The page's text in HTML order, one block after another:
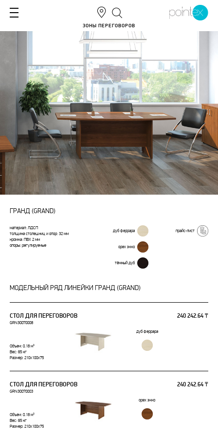
ЗОНЫ ПЕРЕГОВОРОВ
ГРАНД (GRAND)
материал: ЛДСП
толщина столешниц и опор: 32 мм
кромка: ПВХ 2 мм
опоры: регулируемые
дуб феррара
орех экко
тёмный дуб
прайс-лист
МОДЕЛЬНЫЙ РЯД ЛИНЕЙКИ ГРАНД (GRAND)
СТОЛ ДЛЯ ПЕРЕГОВОРОВ 240 242.64 ₸
GRN30070008
дуб феррара
Объем: 0.18 м³
Вес: 65 кг
Размер: 210x100x75
СТОЛ ДЛЯ ПЕРЕГОВОРОВ 240 242.64 ₸
GRN30070003
орех экко
Объем: 0.18 м³
Вес: 65 кг
Размер: 210x100x75